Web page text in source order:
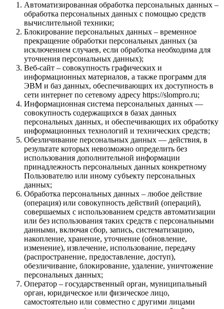
Автоматизированная обработка персональных данных –
обработка персональных данных с помощью средств
вычислительной техники;
Блокирование персональных данных – временное
прекращение обработки персональных данных (за
исключением случаев, если обработка необходима для
уточнения персональных данных);
Веб-сайт – совокупность графических и
информационных материалов, а также программ для
ЭВМ и баз данных, обеспечивающих их доступность в
сети интернет по сетевому адресу https://slompro.ru;
Информационная система персональных данных —
совокупность содержащихся в базах данных
персональных данных, и обеспечивающих их обработку
информационных технологий и технических средств;
Обезличивание персональных данных — действия, в
результате которых невозможно определить без
использования дополнительной информации
принадлежность персональных данных конкретному
Пользователю или иному субъекту персональных
данных;
Обработка персональных данных – любое действие
(операция) или совокупность действий (операций),
совершаемых с использованием средств автоматизации
или без использования таких средств с персональными
данными, включая сбор, запись, систематизацию,
накопление, хранение, уточнение (обновление,
изменение), извлечение, использование, передачу
(распространение, предоставление, доступ),
обезличивание, блокирование, удаление, уничтожение
персональных данных;
Оператор – государственный орган, муниципальный
орган, юридическое или физическое лицо,
самостоятельно или совместно с другими лицами